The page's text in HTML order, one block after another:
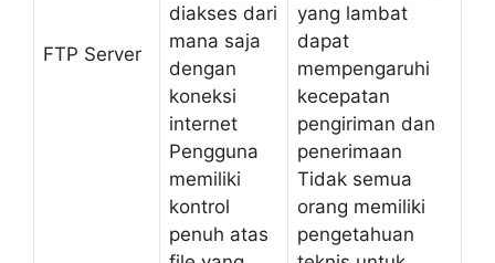
FTP Server
diakses dari
mana saja
dengan
koneksi
internet
Pengguna
memiliki
kontrol
penuh atas
yang lambat
dapat
mempengaruhi
kecepatan
pengiriman dan
penerimaan
Tidak semua
orang memiliki
pengetahuan